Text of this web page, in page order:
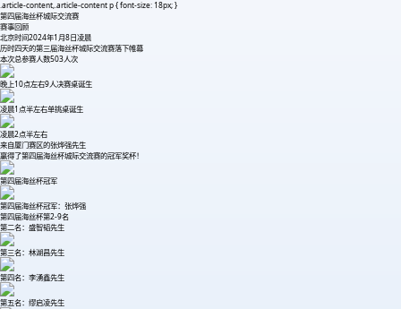
.article-content,.article-content p { font-size: 18px; }
第四届海丝杯城际交流赛
赛事回顾
北京时间2024年1月8日凌晨
历时四天的第三届海丝杯城际交流赛落下帷幕
本次总参赛人数503人次
晚上10点左右9人决赛桌诞生
凌晨1点半左右单挑桌诞生
凌晨2点半左右
来自厦门赛区的张烨强先生
赢得了第四届海丝杯城际交流赛的冠军奖杯！
第四届海丝杯冠军
第四届海丝杯冠军：张烨强
第四届海丝杯第2-9名
第二名：盛智韬先生
第三名：林湖昌先生
第四名：李湧鑫先生
第五名：缪启凌先生